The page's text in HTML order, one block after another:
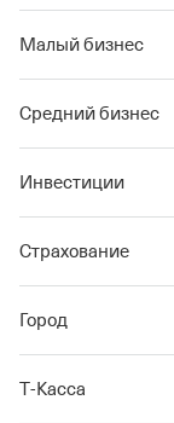
Малый бизнес
Средний бизнес
Инвестиции
Страхование
Город
Т‑Касса